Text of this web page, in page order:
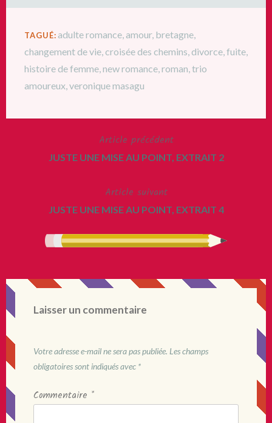
TAGUÉ: adulte romance ,amour, bretagne
changement de vie croisée des chemins divorce fuite
histoire de femme new romance roman trio
amoureux veronique masagu
Article précédent
JUSTE UNE MISE AU POINT, EXTRAIT 2
Article suivant
JUSTE UNE MISE AU POINT, EXTRAIT 4
Laisser un commentaire
Votre adresse e-mail ne sera pas publiée. Les champs
obligatoires sont indiqués avec *
Commentaire *